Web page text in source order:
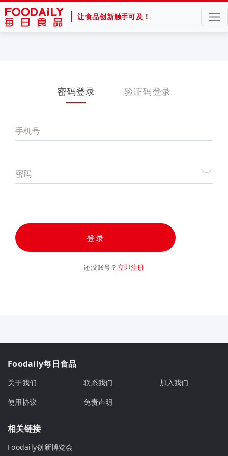
让食品创新触手可及！
密码登录 验证码登录
手机号
密码
登录
还没账号？ 立即注册
Foodaily每日食品
关于我们 联系我们
加入我们
使用协议
免责声明
相关链接
Foodaily创新博览会